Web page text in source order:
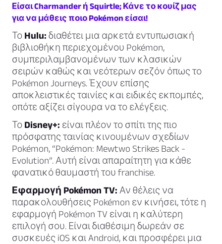
Είσαι Charmander ή Squirtle; Κάνε το κουίζ μας
για να μάθεις ποιο Pokémon είσαι!
Το Hulu: διαθέτει μια αρκετά εντυπωσιακή
βιβλιοθήκη περιεχομένου Pokémon,
συμπεριλαμβανομένων των κλασικών
σειρών καθώς και νεότερων σεζόν όπως το
Pokémon Journeys. Έχουν επίσης
αποκλειστικές ταινίες και ειδικές εκπομπές,
οπότε αξίζει σίγουρα να το ελέγξεις.
Το Disney+: είναι πλέον το σπίτι της πιο
πρόσφατης ταινίας κινουμένων σχεδίων
Pokémon, “Pokémon: Mewtwo Strikes Back -
Evolution”. Αυτή είναι απαραίτητη για κάθε
φανατικό θαυμαστή του franchise.
Εφαρμογή Pokémon TV: Αν θέλεις να
παρακολουθήσεις Pokémon εν κινήσει, τότε η
εφαρμογή Pokémon TV είναι η καλύτερη
επιλογή σου. Είναι διαθέσιμη δωρεάν σε
συσκευές iOS και Android, και προσφέρει μια